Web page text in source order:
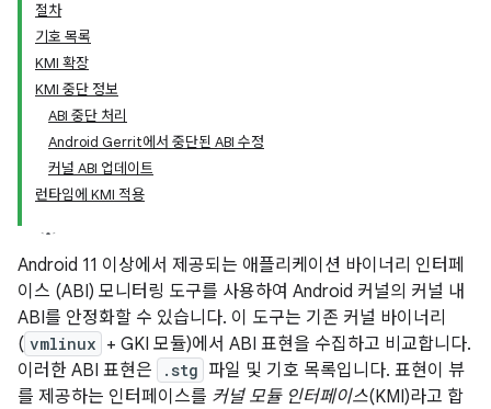
절차
기호 목록
KMI 확장
KMI 중단 정보
ABI 중단 처리
Android Gerrit에서 중단된 ABI 수정
커널 ABI 업데이트
런타임에 KMI 적용
Android 11 이상에서 제공되는 애플리케이션 바이너리 인터페
이스 (ABI) 모니터링 도구를 사용하여 Android 커널의 커널 내
ABI를 안정화할 수 있습니다. 이 도구는 기존 커널 바이너리
( vmlinux + GKI 모듈)에서 ABI 표현을 수집하고 비교합니다.
이러한 ABI 표현은
.stg 파일 및 기호 목록입니다. 표현이 뷰
를 제공하는 인터페이스를 커널 모듈 인터페이스(KMI)라고 합